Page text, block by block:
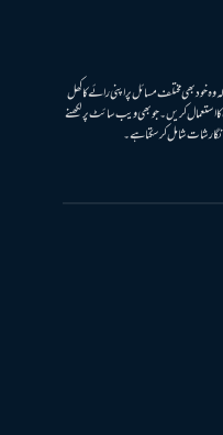
خود بھی مختلف مسائل پر اپنی رائے کا کھل
استعمال کریں۔ جو بھی ویب سائٹ پر لکھنے
نگارشات شامل کرسکتا ہے۔